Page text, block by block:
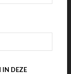
IN DEZE